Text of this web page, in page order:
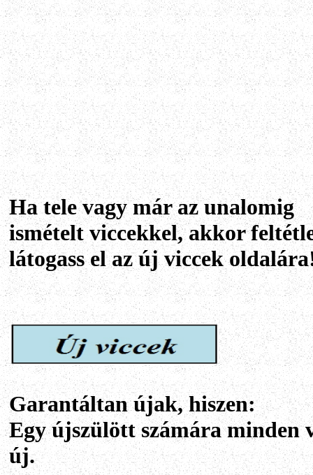
Ha tele vagy már az unalomig
ismételt viccekkel, akkor
látogass el az új viccek
Garantáltan újak, hiszen:
Egy újszülött számára minden
új.